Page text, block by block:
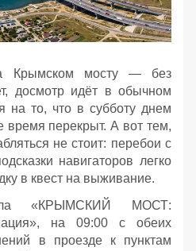
Крымском мосту — без
досмотр идёт в обычном
на то, что в субботу днем
время перекрыт. А вот тем,
не стоит: перебои с
навигаторов легко
в квест на выживание.
«КРЫМСКИЙ МОСТ:
на 09:00 с обеих
в проезде к пунктам